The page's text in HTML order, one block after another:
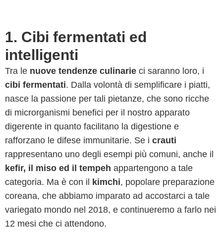
1. Cibi fermentati ed
intelligenti
Tra le nuove tendenze culinarie ci saranno loro, i
cibi fermentati. Dalla volontà di semplificare i piatti,
nasce la passione per tali pietanze, che sono ricche
di microrganismi benefici per il nostro apparato
digerente in quanto facilitano la digestione e
rafforzano le difese immunitarie. Se i crauti
rappresentano uno degli esempi più comuni, anche il
kefir, il miso ed il tempeh appartengono a tale
categoria. Ma è con il
kimchi, popolare preparazione
coreana, che abbiamo imparato ad accostarci a tale
variegato mondo nel 2018, e continueremo a farlo nei
12 mesi che ci attendono.